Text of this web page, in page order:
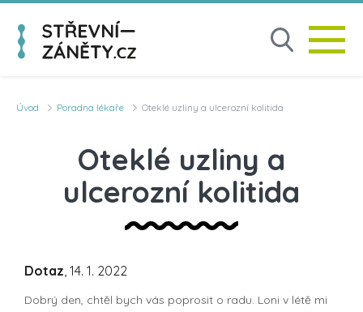
Úvod Poradna lékaře Oteklé uzliny a ulcerozní kolitida
Oteklé uzliny a
ulcerozní kolitida
Dotaz, 14. 1. 2022
Dobrý den, chtěl bych vás poprosit o radu. Loni v létě mi